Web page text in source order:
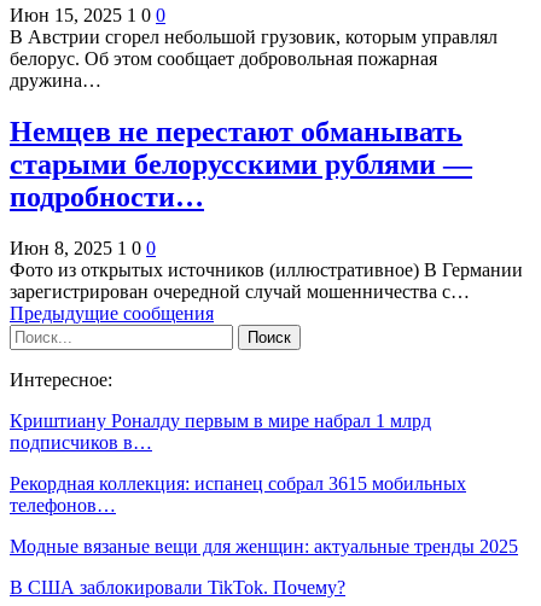
Июн 15, 2025 1 0 0
В Австрии сгорел небольшой грузовик, которым управлял
белорус. Об этом сообщает добровольная пожарная
дружина…
Немцев не перестают обманывать
старыми белорусскими рублями —
подробности…
Июн 8, 2025 1 0 0
Фото из открытых источников (иллюстративное) В Германии
зарегистрирован очередной случай мошенничества с…
Предыдущие сообщения
Интересное:
Криштиану Роналду первым в мире набрал 1 млрд
подписчиков в…
Рекордная коллекция: испанец собрал 3615 мобильных
телефонов…
Модные вязаные вещи для женщин: актуальные тренды 2025
В США заблокировали TikTok. Почему?